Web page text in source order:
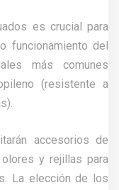
es crucial para
funcionamiento del
más comunes
(resistente a
accesorios de
y rejillas para
La elección de los